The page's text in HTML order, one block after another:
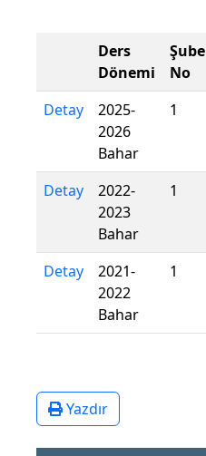
Ders
Dönemi
Şube
No
Detay
2025-
2026
Bahar
1
Detay
2022-
2023
Bahar
1
Detay
2021-
2022
Bahar
1
Yazdır